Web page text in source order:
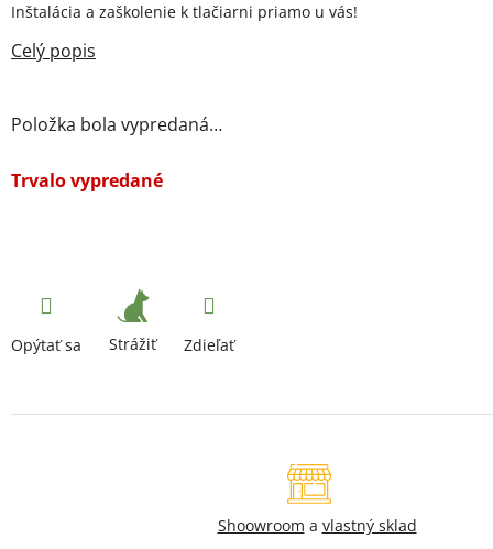
Trvalo vypredané
Položka bola vypredaná…
Inštalácia a zaškolenie k tlačiarni priamo u vás!
Opýtať sa Strážiť Zdieľať
Shoowroom a vlastný sklad